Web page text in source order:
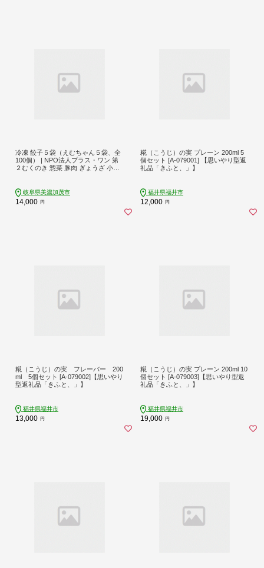
冷凍 餃子５袋（えむちゃん５袋、全
100個） | NPO法人プラス・ワン 第
２むくのき 惣菜 豚肉 ぎょうざ 小分
岐阜県美濃加茂市
14,000 円
糀（こうじ）の実 プレーン 200ml 5
個セット [A-079001] 【思いやり型返
礼品「きふと、」】
福井県福井市
12,000 円
糀（こうじ）の実 フレーバー 200
ml 5個セット [A-079002]【思いやり
型返礼品「きふと、」】
福井県福井市
13,000 円
糀（こうじ）の実 プレーン 200ml 10
個セット [A-079003]【思いやり型返
礼品「きふと、」】
福井県福井市
19,000 円